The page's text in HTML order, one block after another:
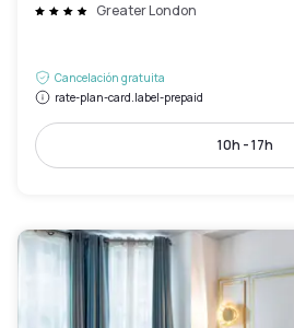
Greater London
Cancelación gratuita
rate-plan-card.label-prepaid
10h - 17h